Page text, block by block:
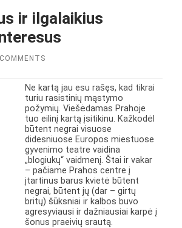
ir ilgalaikius
Ne kartą jau esu rašęs, kad tikrai
turiu rasistinių mąstymo
požymių. Viešėdamas Prahoje
tuo eilinį kartą įsitikinu. Kažkodėl
būtent negrai visuose
didesniuose Europos miestuose
gyvenimo teatre vaidina
„blogiukų“ vaidmenį. Štai ir vakar
– pačiame Prahos centre į
įtartinus barus kvietė būtent
negrai, būtent jų (dar – girtų
britų) šūksniai ir kalbos buvo
agresyviausi ir dažniausiai karpė į
šonus praeivių srautą.